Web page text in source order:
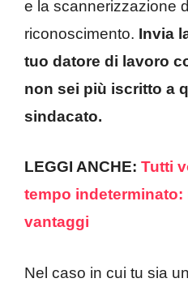
e la scannerizzazione
riconoscimento. Invia
tuo datore di lavoro
non sei più iscritto a
sindacato.
LEGGI ANCHE: Tutti
tempo indeterminato:
vantaggi
Nel caso in cui tu sia